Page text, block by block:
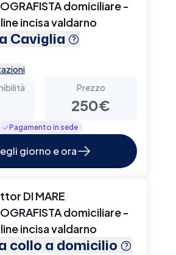
domiciliare -
incisa valdarno
Caviglia
Prezzo
250€
Pagamento in sede
giorno e ora
DI MARE
domiciliare -
incisa valdarno
collo a domicilio